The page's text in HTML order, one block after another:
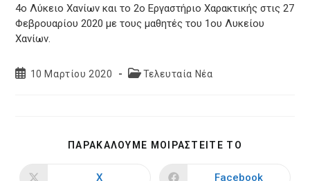
4ο Λύκειο Χανίων και το 2ο Εργαστήριο Χαρακτικής στις 27
Φεβρουαρίου 2020 με τους μαθητές του 1ου Λυκείου
Χανίων.
Post10 Μαρτίου 2020
PostΤελευταία Νέα
ΠΑΡΑΚΑΛΟΥΜΕ ΜΟΙΡΑΣΤΕΙΤΕ ΤΟ
CONTENT
X Facebook